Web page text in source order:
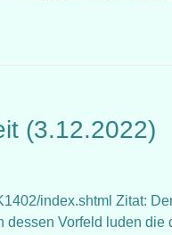
(3.12.2022)
index.shtml Zitat:
dessen Vorfeld luden die